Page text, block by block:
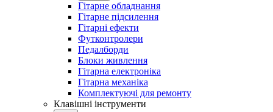
Гітарне обладнання
Гітарне підсилення
Гітарні ефекти
Футконтролери
Педалборди
Блоки живлення
Гітарна електроніка
Гітарна механіка
Комплектуючі для ремонту
Клавішні інструменти